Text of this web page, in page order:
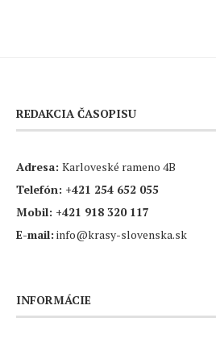
REDAKCIA ČASOPISU
Adresa: Karloveské rameno 4B
Telefón: +421 254 652 055
Mobil: +421 918 320 117
E-mail: info@krasy-slovenska.sk
INFORMÁCIE